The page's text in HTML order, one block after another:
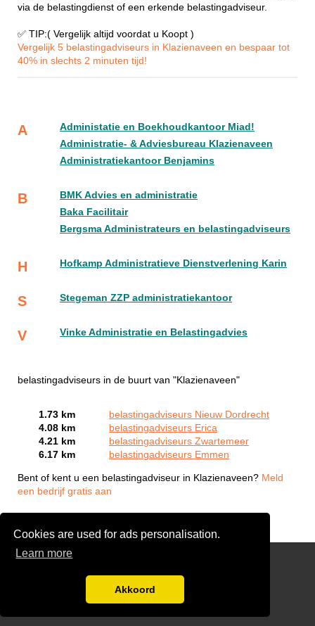
Cookies are used for ads personalisation.
Learn more
Akkoord
via de belastingdienst of een erkende belastingadviseur.
✅ TIP:( Vergelijk altijd voordat u Koopt )
Vergelijk 5 belastingadviseurs in Klazienaveen en bespaar tot
40% in slechts 2 minuten tijd!
A
Administatie en Boekhoudkantoor Miad!
Administratie- & Adviesbureau Klazienaveen
Administratiekantoor Benjamins
B
BMK Advies en administratie
Baka Facilitair
Bergsma Administrateurs en belastingadviseurs
H Hofkamp Administratieve Dienstverlening Karin
S Stegeman ZZP administratiekantoor
V Vinke Administratie en Belastingadvies
belastingadviseurs in de buurt van "Klazienaveen"
1.73 km
belastingadviseurs Nieuw Dordrecht
4.08 km
belastingadviseurs Erica
4.21 km
belastingadviseurs Zwartemeer
6.17 km
belastingadviseurs Emmen
Bent of kent u een belastingadviseur in Klazienaveen? Meld
een bedrijf gratis aan
Links
Gratis Offertes Vergelijken